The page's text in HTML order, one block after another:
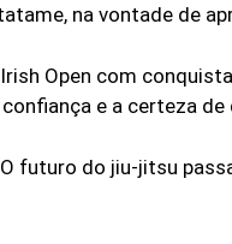
na vontade de
Open com
e a certeza
O futuro do jiu-jitsu